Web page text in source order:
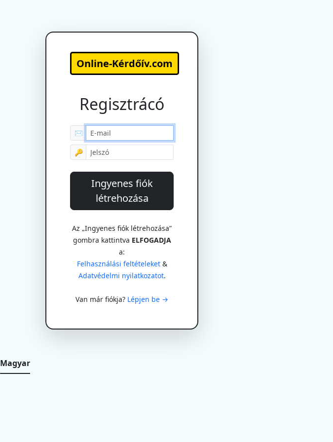
Online-Kérdőív.com
Regisztrácó
✉
🔑
Ingyenes fiók
létrehozása
Az „Ingyenes fiók létrehozása”
gombra kattintva ELFOGADJA
a:
Felhasználási feltételeket&
Adatvédelmi nyilatkozatot.
Van már fiókja? Lépjen be →
Magyar